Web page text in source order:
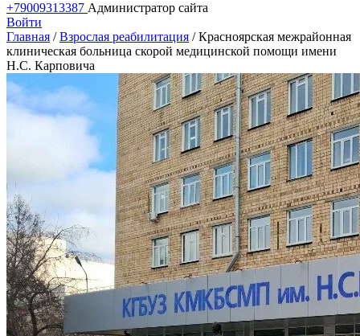
+79009313387 Администратор сайта
Войти
Главная /Взрослая реабилитация /Красноярская межрайонная
клиническая больница скорой медицинской помощи имени
Н.С. Карповича